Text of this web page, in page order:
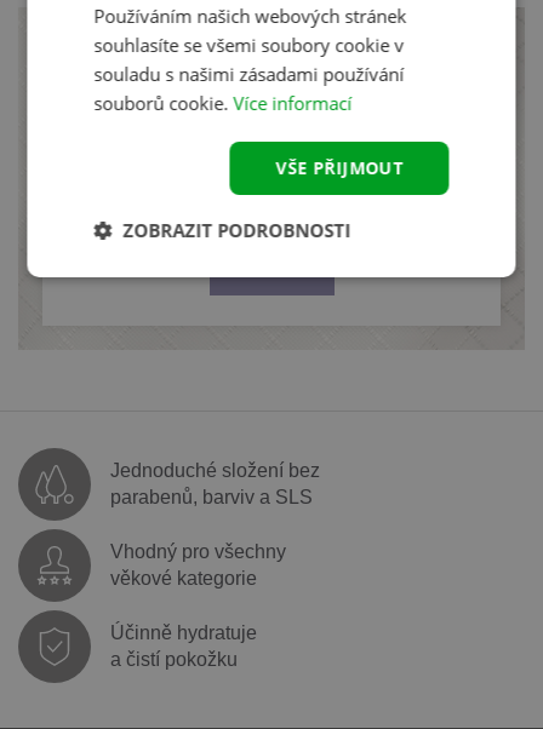
Akce a novinky na e-mail
Jednoduché složení bez
parabenů, barviv a SLS
Vhodný pro všechny
věkové kategorie
Účinně hydratuje
a čistí pokožku
Používáním našich webových stránek
souhlasíte se všemi soubory cookie v
souladu s našimi zásadami používání
souborů cookie.Více informací
VŠE PŘIJMOUT
ZOBRAZIT PODROBNOSTI